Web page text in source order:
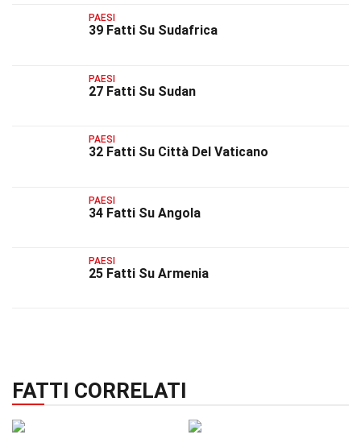
PAESI
39 Fatti Su Sudafrica
PAESI
27 Fatti Su Sudan
PAESI
32 Fatti Su Città Del Vaticano
PAESI
34 Fatti Su Angola
PAESI
25 Fatti Su Armenia
FATTI CORRELATI